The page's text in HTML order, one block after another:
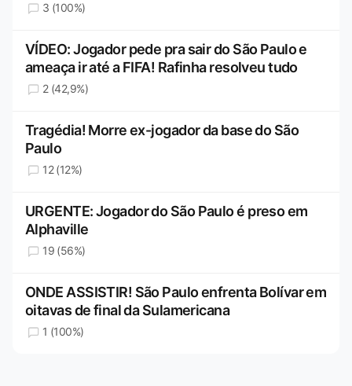
3 (100%)
VÍDEO: Jogador pede pra sair do São Paulo e
ameaça ir até a FIFA! Rafinha resolveu tudo
2 (42,9%)
Tragédia! Morre ex-jogador da base do São
Paulo
12 (12%)
URGENTE: Jogador do São Paulo é preso em
Alphaville
19 (56%)
ONDE ASSISTIR! São Paulo enfrenta Bolívar em
oitavas de final da Sulamericana
1 (100%)